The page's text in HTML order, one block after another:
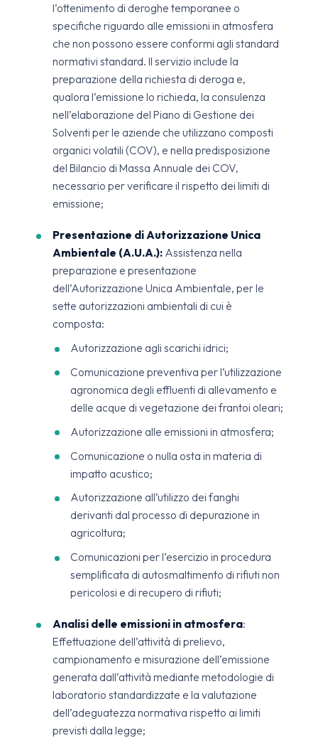
l’ottenimento di deroghe temporanee o
specifiche riguardo alle emissioni in atmosfera
che non possono essere conformi agli standard
normativi standard. Il servizio include la
preparazione della richiesta di deroga e,
qualora l’emissione lo richieda, la consulenza
nell’elaborazione del Piano di Gestione dei
Solventi per le aziende che utilizzano composti
organici volatili (COV), e nella predisposizione
del Bilancio di Massa Annuale dei COV,
necessario per verificare il rispetto dei limiti di
emissione;
Presentazione di Autorizzazione Unica
Ambientale (A.U.A.):Assistenza nella
preparazione e presentazione
dell’Autorizzazione Unica Ambientale, per le
sette autorizzazioni ambientali di cui è
composta:
Autorizzazione agli scarichi idrici;
Comunicazione preventiva per l’utilizzazione
agronomica degli effluenti di allevamento e
delle acque di vegetazione dei frantoi oleari;
Autorizzazione alle emissioni in atmosfera;
Comunicazione o nulla osta in materia di
impatto acustico;
Autorizzazione all’utilizzo dei fanghi
derivanti dal processo di depurazione in
agricoltura;
Comunicazioni per l’esercizio in procedura
semplificata di autosmaltimento di rifiuti non
pericolosi e di recupero di rifiuti;
Analisi delle emissioni in atmosfera:
Effettuazione dell’attività di prelievo,
campionamento e misurazione dell’emissione
generata dall’attività mediante metodologie di
laboratorio standardizzate e la valutazione
dell’adeguatezza normativa rispetto ai limiti
previsti dalla legge;